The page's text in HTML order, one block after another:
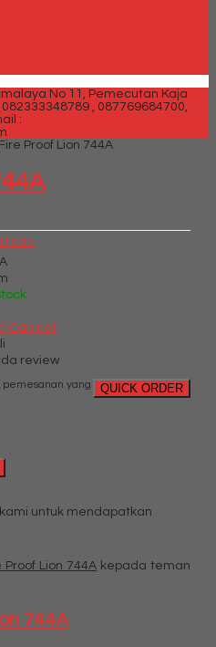
No 11, Pemecutan Kaja
082333348789 , 087769684700,
:
Fire Proof Lion 744A
size
Cabinet
review
QUICK ORDER
pemesanan yang
untuk mendapatkan
Proof Lion 744A kepada teman
744A